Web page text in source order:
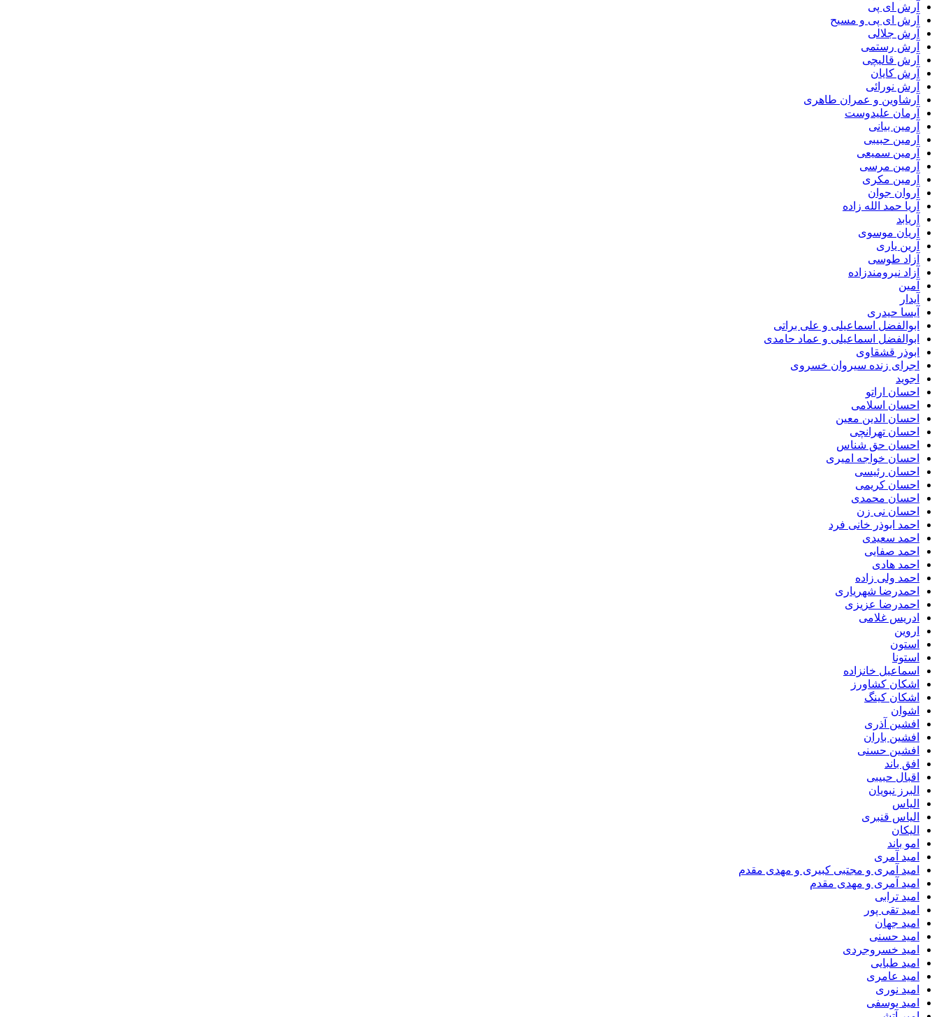
آرش ای پی
آرش ای پی و مسیح
آرش جلالی
آرش رستمی
آرش قالیچی
آرش کایان
آرش نورائی
آرشاوین و عمران طاهری
آرمان علیدوست
آرمین بیانی
آرمین حبیبی
آرمین سمیعی
آرمین مرسی
آرمین مکری
آروان جوان
آریا حمد الله زاده
آریابد
آریان موسوی
آرین یاری
آزاد طوسی
آزاد نیرومندزاده
آمین
آیدار
آیسا حیدری
ابوالفضل اسماعیلی و علی براتی
ابوالفضل اسماعیلی و عماد حامدی
ابوذر قشقاوی
اجرای زنده سیروان خسروی
اجوید
احسان اراتو
احسان اسلامی
احسان الدین معین
احسان تهرانچی
احسان حق شناس
احسان خواجه امیری
احسان رئیسی
احسان کریمی
احسان محمدی
احسان نی زن
احمد ابوذر خانی فرد
احمد سعیدی
احمد صفایی
احمد هادی
احمد ولی زاده
احمدرضا شهریاری
احمدرضا عزیزی
ادریس غلامی
اروین
استون
استونا
اسماعیل خانزاده
اشکان کشاورز
اشکان کینگ
اشوان
افشین آذری
افشین باران
افشین حسنی
افق باند
اقبال حبیبی
البرز نبویان
الیاس
الیاس قنبرى
الیکان
امو باند
امید آمری
امید آمری و مجتبی کبیری و مهدى مقدم
امید آمری و مهدی مقدم
امید ترابی
امید تقی پور
امید جهان
امید حسنی
امید خسروجردی
امید طبایی
امید عامری
امید نوری
امید یوسفی